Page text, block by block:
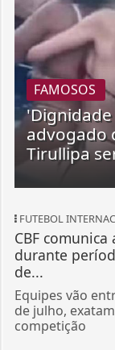
FAMOSOS
advogado
Tirullipa
FUTEBOL
CBF
durante
de...
Equipes vão
de julho,
competição